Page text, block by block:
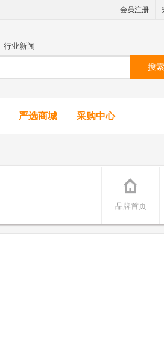
会员注册
行业新闻
搜索
严选商城 采购中心
品牌首页